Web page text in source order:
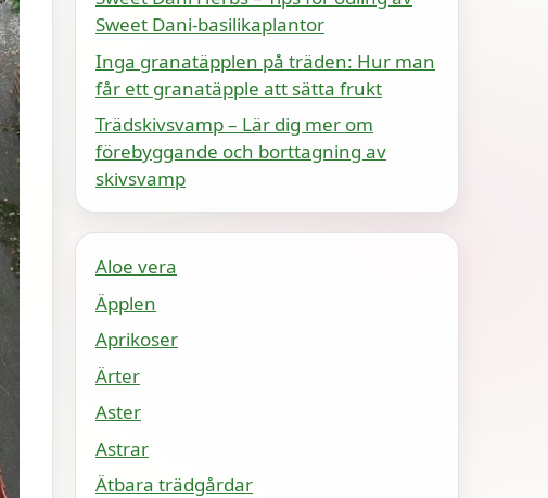
Sweet Dani-basilikaplantor
Inga granatäpplen på träden: Hur man
får ett granatäpple att sätta frukt
Trädskivsvamp – Lär dig mer om
förebyggande och borttagning av
skivsvamp
Aloe vera
Äpplen
Aprikoser
Ärter
Aster
Astrar
Ätbara trädgårdar